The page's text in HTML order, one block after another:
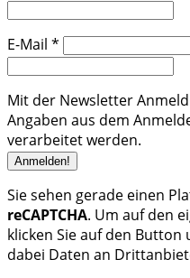
E-Mail *
Mit der Newsletter
Angaben aus dem
verarbeitet werden.
Sie sehen gerade einen
reCAPTCHA. Um auf den
klicken Sie auf den Button
dabei Daten an